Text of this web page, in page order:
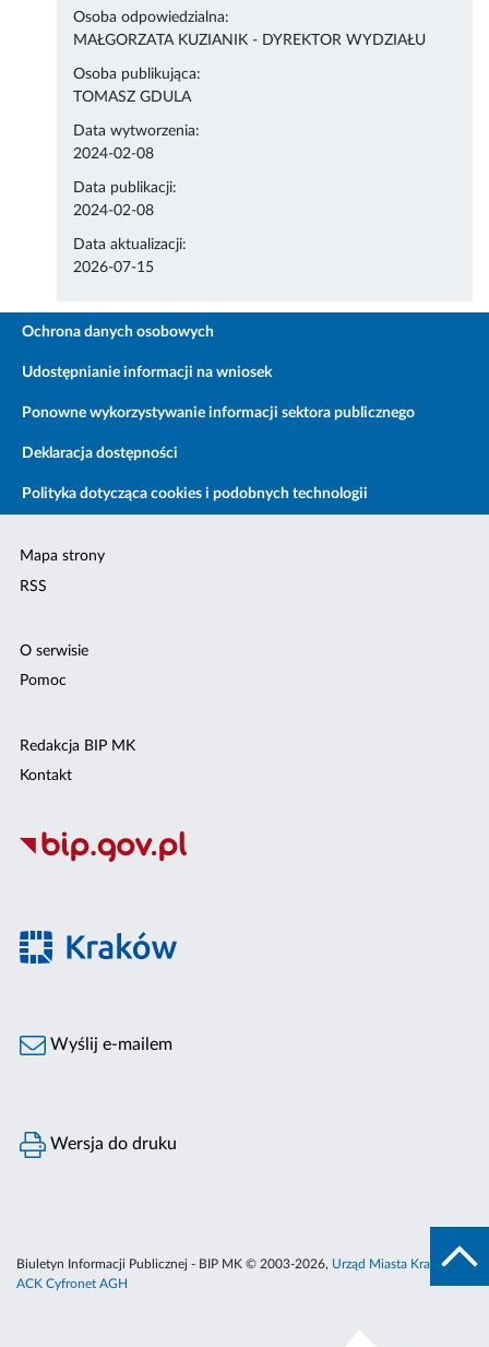
Osoba odpowiedzialna:
MAŁGORZATA KUZIANIK - DYREKTOR WYDZIAŁU
Osoba publikująca:
TOMASZ GDULA
Data wytworzenia:
2024-02-08
Data publikacji:
2024-02-08
Data aktualizacji:
2026-07-15
Ochrona danych osobowych
Udostępnianie informacji na wniosek
Ponowne wykorzystywanie informacji sektora publicznego
Deklaracja dostępności
Polityka dotycząca cookies i podobnych technologii
Mapa strony
RSS
O serwisie
Pomoc
Redakcja BIP MK
Kontakt
Wyślij e-mailem
Wersja do druku
Biuletyn Informacji Publicznej - BIP MK © 2003-2026, Urząd Miasta Krakowa
ACK Cyfronet AGH